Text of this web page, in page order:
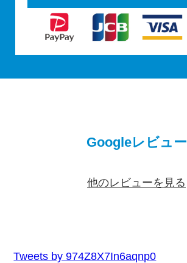
Googleレビュー
他のレビューを見る
Tweets by 974Z8X7In6aqnp0